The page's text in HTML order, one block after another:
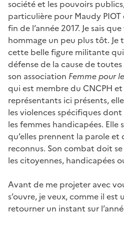
société et les pouvoirs
particulière pour Maudy
fin de l’année 2017. Je sais
hommage un peu plus tôt. Je
cette belle figure militante qui
défense de la cause de
son association Femme pour
qui est membre du CNCPH
représentants ici présents,
les violences spécifiques
les femmes handicapées. Elle
qu’elles prennent la parole
reconnus. Son combat doit
les citoyennes, handicapées
Avant de me projeter avec
s’ouvre, je veux, comme il est
retourner un instant sur